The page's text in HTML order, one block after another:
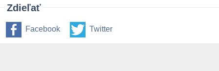
Zdieľať
Facebook Twitter